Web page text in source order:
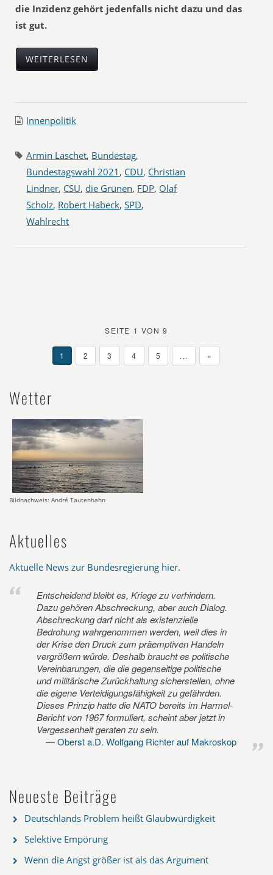
die Inzidenz gehört jedenfalls nicht dazu und das
ist gut.
WEITERLESEN
Innenpolitik
Armin Laschet, Bundestag,
Bundestagswahl 2021 , CDU, Christian
Lindner, CSU, die Grünen, FDP, Olaf
Scholz, Robert Habeck,SPD,
Wahlrecht
SEITE 1 VON 9
1 2 3 4 5 ... »
Wetter
Bildnachweis: André Tautenhahn
Aktuelles
Aktuelle News zur Bundesregierung hier.
Entscheidend bleibt es, Kriege zu verhindern.
Dazu gehören Abschreckung, aber auch Dialog.
Abschreckung darf nicht als existenzielle
Bedrohung wahrgenommen werden, weil dies in
der Krise den Druck zum präemptiven Handeln
vergrößern würde. Deshalb braucht es politische
Vereinbarungen, die die gegenseitige politische
und militärische Zurückhaltung sicherstellen, ohne
die eigene Verteidigungsfähigkeit zu gefährden.
Dieses Prinzip hatte die NATO bereits im Harmel-
Bericht von 1967 formuliert, scheint aber jetzt in
Vergessenheit geraten zu sein.
Oberst a.D. Wolfgang Richter auf Makroskop
Neueste Beiträge
Deutschlands Problem heißt Glaubwürdigkeit
Selektive Empörung
Wenn die Angst größer ist als das Argument